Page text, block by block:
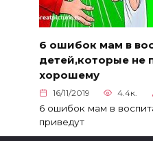
6 ошибок мам в
детей,которые не
хорошему
16/11/2019 4.4к.
6 ошибок мам в
приведут